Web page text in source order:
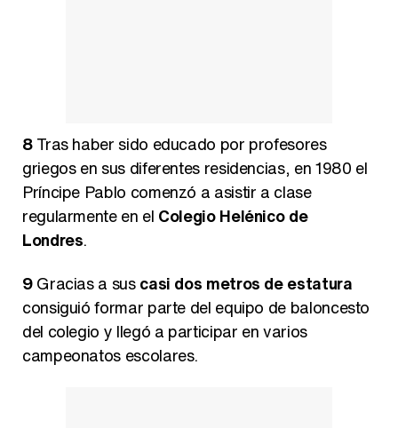
8Tras haber sido educado por profesores
griegos en sus diferentes residencias, en 1980 el
Príncipe Pablo comenzó a asistir a clase
regularmente en el Colegio Helénico de
Londres.
9Gracias a suscasi dos metros de estatura
consiguió formar parte del equipo de baloncesto
del colegio y llegó a participar en varios
campeonatos escolares.